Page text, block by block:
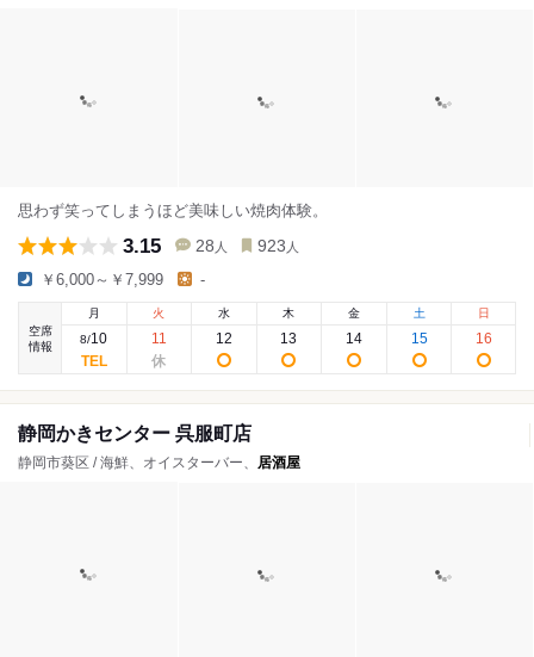
思わず笑ってしまうほど美味しい焼肉体験。
3.15 28 人 923 人
￥6,000～￥7,999 -
空席
情報
月
8/10
火
11
水
12
木
13
金
14
土
15
日
16
静岡かきセンター 呉服町店
静岡市葵区 / 海鮮、オイスターバー、 居酒屋